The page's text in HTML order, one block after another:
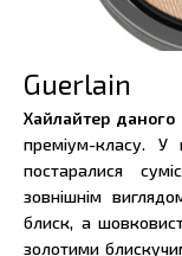
Guerlain
Хайлайтер даного
преміум-класу. У
постаралися
зовнішнім
блиск, а
золотими